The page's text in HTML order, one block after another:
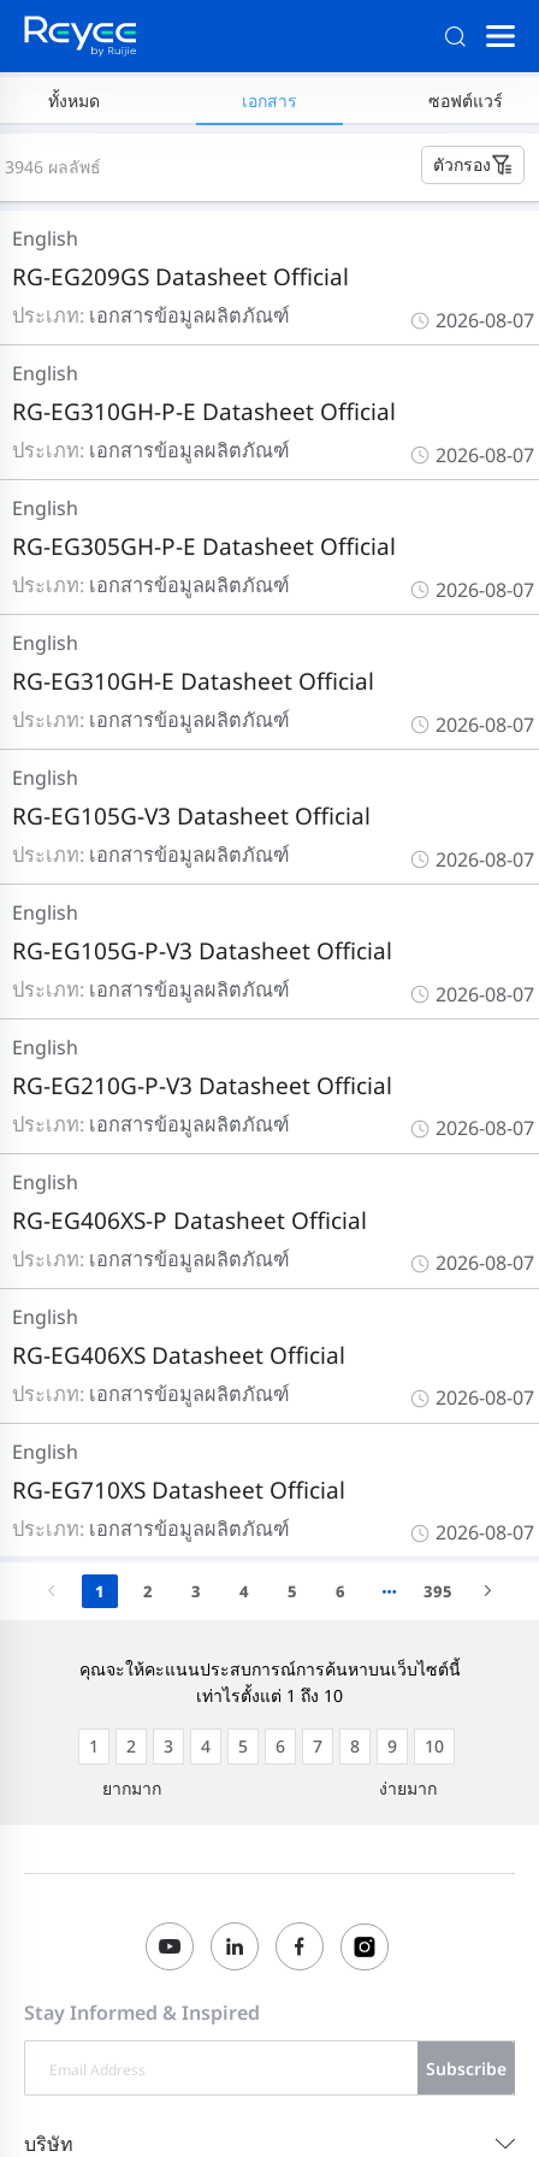
ทั้งหมด เอกสาร ซอฟต์แวร์
ตัวกรอง
3946 ผลลัพธ์
ประเภท: เอกสารข้อมูลผลิตภัณฑ์
RG-EG209GS Datasheet Official
English
2026-08-07
ประเภท: เอกสารข้อมูลผลิตภัณฑ์
RG-EG310GH-P-E Datasheet Official
English
2026-08-07
ประเภท: เอกสารข้อมูลผลิตภัณฑ์
RG-EG305GH-P-E Datasheet Official
English
2026-08-07
ประเภท: เอกสารข้อมูลผลิตภัณฑ์
RG-EG310GH-E Datasheet Official
English
2026-08-07
ประเภท: เอกสารข้อมูลผลิตภัณฑ์
RG-EG105G-V3 Datasheet Official
English
2026-08-07
ประเภท: เอกสารข้อมูลผลิตภัณฑ์
RG-EG105G-P-V3 Datasheet Official
English
2026-08-07
ประเภท: เอกสารข้อมูลผลิตภัณฑ์
RG-EG210G-P-V3 Datasheet Official
English
2026-08-07
ประเภท: เอกสารข้อมูลผลิตภัณฑ์
RG-EG406XS-P Datasheet Official
English
2026-08-07
ประเภท: เอกสารข้อมูลผลิตภัณฑ์
RG-EG406XS Datasheet Official
English
2026-08-07
ประเภท: เอกสารข้อมูลผลิตภัณฑ์
RG-EG710XS Datasheet Official
English
2026-08-07
1 2 3 4 5 6 395
คุณจะให้คะแนนประสบการณ์การค้นหาบนเว็บไซต์นี้
เท่าไรตั้งแต่ 1 ถึง 10
ยากมาก
1 2 3 4 5 6 7 8 9
10
ง่ายมาก
Stay Informed & Inspired
Subscribe
บริษัท